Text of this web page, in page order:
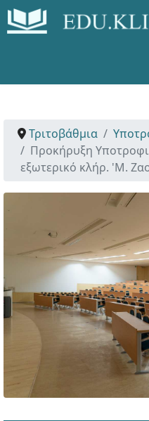
Τριτοβάθμια
Προκήρυξη
εξωτερικό κλήρ. 'Μ.